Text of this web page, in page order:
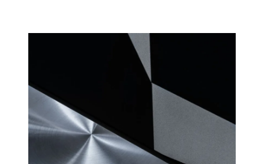
4-Kanal-HiFi-Verstärker der
Klasse D mit insgesamt 250
Watt, aber mit höherem
Schalldruck als herkömmliche
Soundbars mit 1000 Watt.
Viele Kunden haben sich
gefragt, warum CANVAS HiFi
tiefer und kraftvoller spielt als
herkömmliche Soundbars, die